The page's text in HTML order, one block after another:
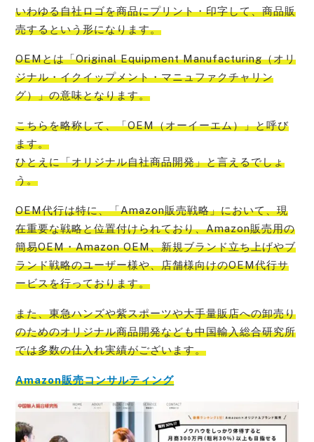
いわゆる自社ロゴを商品にプリント・印字して、商品販
売するという形になります。
OEMとは「Original Equipment Manufacturing（オリ
ジナル・イクイップメント・マニュファクチャリン
グ）」の意味となります。
こちらを略称して、「OEM（オーイーエム）」と呼び
ます。
ひとえに「オリジナル自社商品開発」と言えるでしょ
う。
OEM代行は特に、「Amazon販売戦略」において、現
在重要な戦略と位置付けられており、Amazon販売用の
簡易OEM・Amazon OEM、新規ブランド立ち上げやブ
ランド戦略のユーザー様や、店舗様向けのOEM代行サ
ービスを行っております。
また、東急ハンズや紫スポーツや大手量販店への卸売り
のためのオリジナル商品開発なども中国輸入総合研究所
では多数の仕入れ実績がございます。
Amazon販売コンサルティング